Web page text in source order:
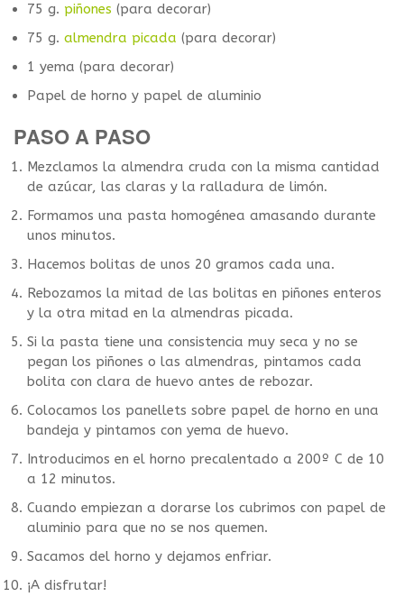
75 g. piñones (para decorar)
75 g. almendra picada (para decorar)
1 yema (para decorar)
Papel de horno y papel de aluminio
PASO A PASO
Mezclamos la almendra cruda con la misma cantidad
de azúcar, las claras y la ralladura de limón.
Formamos una pasta homogénea amasando durante
unos minutos.
Hacemos bolitas de unos 20 gramos cada una.
Rebozamos la mitad de las bolitas en piñones enteros
y la otra mitad en la almendras picada.
Si la pasta tiene una consistencia muy seca y no se
pegan los piñones o las almendras, pintamos cada
bolita con clara de huevo antes de rebozar.
Colocamos los panellets sobre papel de horno en una
bandeja y pintamos con yema de huevo.
Introducimos en el horno precalentado a 200º C de 10
a 12 minutos.
Cuando empiezan a dorarse los cubrimos con papel de
aluminio para que no se nos quemen.
Sacamos del horno y dejamos enfriar.
¡A disfrutar!